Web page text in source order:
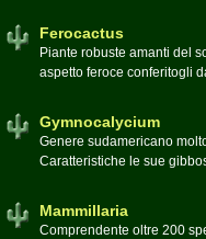
Ferocactus
Piante robuste amanti del
aspetto feroce conferitogli
Gymnocalycium
Genere sudamericano
Caratteristiche le sue
Mammillaria
Comprendente oltre 200